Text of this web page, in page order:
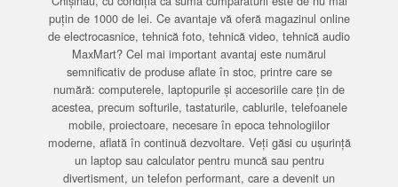
puțin de 1000 de lei. Ce avantaje vă oferă magazinul online
de electrocasnice, tehnică foto, tehnică video, tehnică audio
MaxMart? Cel mai important avantaj este numărul
semnificativ de produse aflate în stoc, printre care se
numără: computerele, laptopurile și accesoriile care țin de
acestea, precum softurile, tastaturile, cablurile, telefoanele
mobile, proiectoare, necesare în epoca tehnologiilor
moderne, aflată în continuă dezvoltare. Veți găsi cu ușurință
un laptop sau calculator pentru muncă sau pentru
divertisment, un telefon performant, care a devenit un